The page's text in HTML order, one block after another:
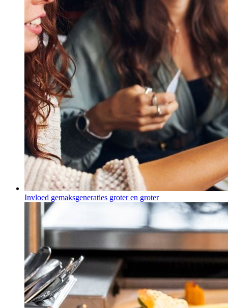
Invloed gemaksgeneraties groter en groter